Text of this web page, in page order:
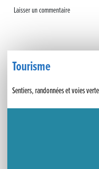
Un week-end placé sous le signe
Travaux de raccordement de la
Tourisme
Sentiers, randonnées et voies